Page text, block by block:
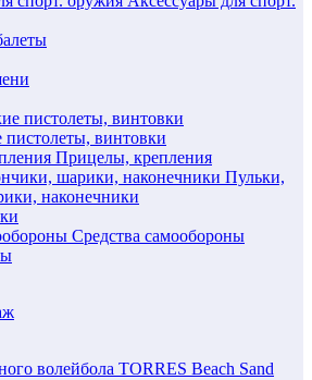
винтовки
Прицелы, крепления
Пульки,
наконечники
Средства самообороны